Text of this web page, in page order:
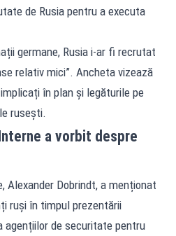
de Rusia pentru a executa
germane, Rusia i-ar fi recrutat
relativ mici”. Ancheta vizează
în plan și legăturile pe
rusești.
a vorbit despre
Alexander Dobrindt, a menționat
ruși în timpul prezentării
agențiilor de securitate pentru